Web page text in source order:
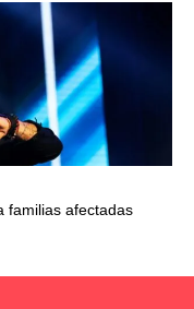
familias afectadas